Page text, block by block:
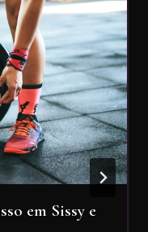
em Sissy e